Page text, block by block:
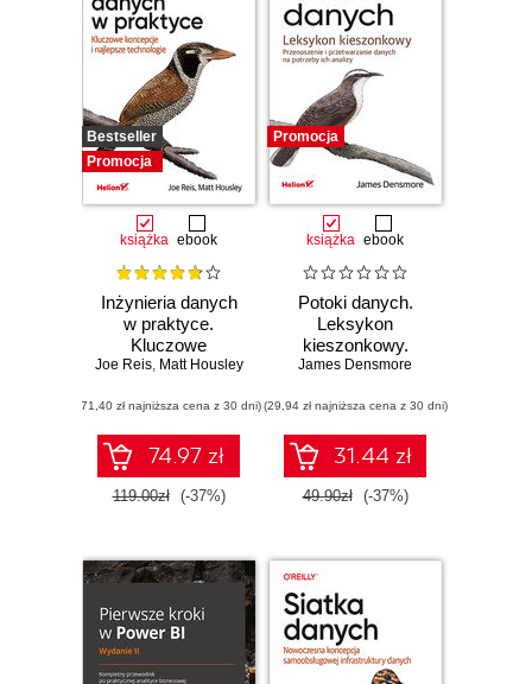
Bestseller
Promocja
książka ebook
Inżynieria danych
w praktyce.
Kluczowe
koncepcje i
technologie
Joe Reis, Matt Housley
(71,40 zł najniższa cena z 30 dni)
74.97 zł
119.00zł (-37%)
Promocja
książka ebook
Potoki danych.
Leksykon
kieszonkowy.
Przenoszenie i
danych na
potrzeby ich
analizy
James Densmore
(29,94 zł najniższa cena z 30 dni)
31.44 zł
49.90zł (-37%)